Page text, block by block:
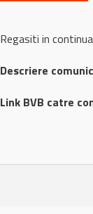
Regasiti in
Descriere
Link BVB catre